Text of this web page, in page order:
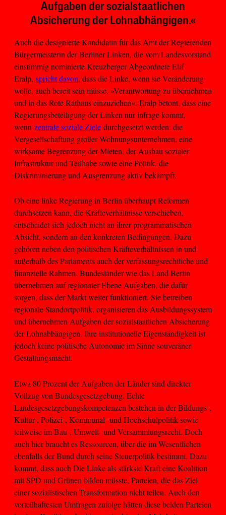
Aufgaben der sozialstaatlichen
Absicherung der Lohnabhängigen.«
Auch die designierte Kandidatin für das Amt der Regierenden
Bürgermeisterin der Berliner Linken, die vom Landesvorstand
einstimmig nominierte Kreuzberger Abgeordnete Elif
Eralp, spricht davon, dass die Linke, wenn sie Veränderung
wolle, auch bereit sein müsse, »Verantwortung zu übernehmen
und in das Rote Rathaus einzuziehen«. Eralp betont, dass eine
Regierungsbeteiligung der Linken nur infrage kommt,
wenn zentrale soziale Ziele durchgesetzt werden: die
Vergesellschaftung großer Wohnungsunternehmen, eine
wirksame Begrenzung der Mieten, der Ausbau sozialer
Infrastruktur und Teilhabe sowie eine Politik, die
Diskriminierung und Ausgrenzung aktiv bekämpft.
Ob eine linke Regierung in Berlin überhaupt Reformen
durchsetzen kann, die Kräfteverhältnisse verschieben,
entscheidet sich jedoch nicht an ihrer programmatischen
Absicht, sondern an den konkreten Bedingungen. Dazu
gehören neben den politischen Kräfteverhältnissen in und
außerhalb des Parlaments auch der verfassungsrechtliche und
finanzielle Rahmen. Bundesländer wie das Land Berlin
übernehmen auf regionaler Ebene Aufgaben, die dafür
sorgen, dass der Markt weiter funktioniert. Sie betreiben
regionale Standortpolitik, organisieren das Ausbildungssystem
und übernehmen Aufgaben der sozialstaatlichen Absicherung
der Lohnabhängigen. Ihre institutionelle Eigenständigkeit ist
jedoch keine politische Autonomie im Sinne souveräner
Gestaltungsmacht.
Etwa 80 Prozent der Aufgaben der Länder sind direkter
Vollzug von Bundesgesetzgebung. Echte
Landesgesetzgebungskompetenzen bestehen in der Bildungs-,
Kultur-, Polizei-, Kommunal- und Hochschulpolitik sowie
teilweise im Bau-, Umwelt- und Versammlungsrecht. Doch
auch hier braucht es Ressourcen, über die im Wesentlichen
ebenfalls der Bund durch seine Steuerpolitik bestimmt. Dazu
kommt, dass auch Die Linke als stärkste Kraft eine Koalition
mit SPD und Grünen bilden müsste, Parteien, die das Ziel
einer sozialistischen Transformation nicht teilen. Auch den
vorteilhaftesten Umfragen zufolge hätten diese beiden Parteien